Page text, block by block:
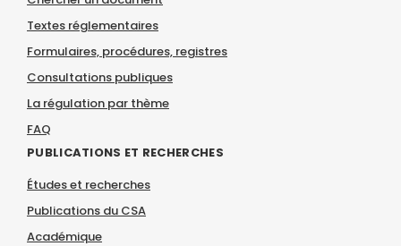
Textes réglementaires
Formulaires, procédures, registres
Consultations publiques
La régulation par thème
FAQ
PUBLICATIONS ET RECHERCHES
Études et recherches
Publications du CSA
Académique